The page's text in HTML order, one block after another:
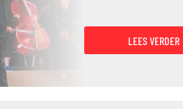
LEES VERDER